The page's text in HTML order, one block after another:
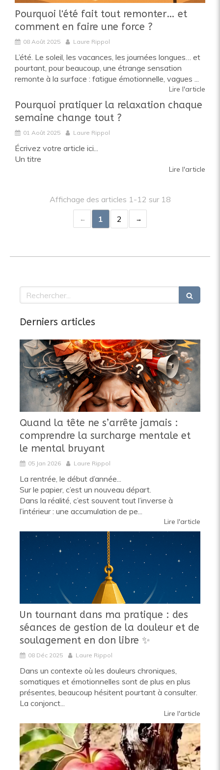
Pourquoi l'été fait tout remonter… et
comment en faire une force ?
08 Août 2025 Laure Rippol
L’été. Le soleil, les vacances, les journées longues… et
pourtant, pour beaucoup, une étrange sensation
remonte à la surface : fatigue émotionnelle, vagues ...
Lire l'article
Pourquoi pratiquer la relaxation chaque
semaine change tout ?
01 Août 2025 Laure Rippol
Écrivez votre article ici...
Un titre
Lire l'article
Affichage des articles 1-12 sur 18
1
2
Rechercher
Derniers articles
Quand la tête ne s’arrête jamais :
comprendre la surcharge mentale et
le mental bruyant
05 Jan 2026 Laure Rippol
La rentrée, le début d’année...
Sur le papier, c’est un nouveau départ.
Dans la réalité, c’est souvent tout l’inverse à
l’intérieur : une accumulation de pe...
Lire l'article
Un tournant dans ma pratique : des
séances de gestion de la douleur et de
soulagement en don libre ✨️
08 Déc 2025 Laure Rippol
Dans un contexte où les douleurs chroniques,
somatiques et émotionnelles sont de plus en plus
présentes, beaucoup hésitent pourtant à consulter.
La conjonct...
Lire l'article